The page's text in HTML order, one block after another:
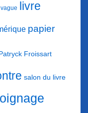
livre
papier
Froissart
salon du livre